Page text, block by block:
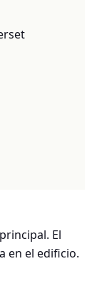
El
en el edificio.